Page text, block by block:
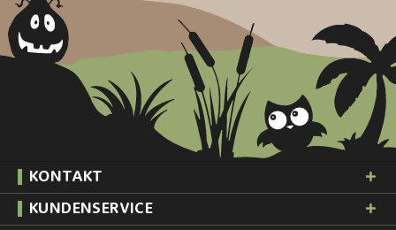
KONTAKT
KUNDENSERVICE